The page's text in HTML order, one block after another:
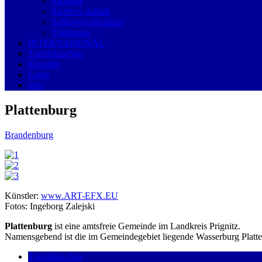
Sachsen-Anhalt
Schleswig-Holstein
Thüringen
INTERNATIONAL
Trafohäuschen
Künstler
Links
Info
Plattenburg
Brandenburg
Künstler: www.ART-EFX.EU
Fotos: Ingeborg Zalejski
Plattenburg ist eine amtsfreie Gemeinde im Landkreis Prignitz.
Namensgebend ist die im Gemeindegebiet liegende Wasserburg
Trafohäuschen